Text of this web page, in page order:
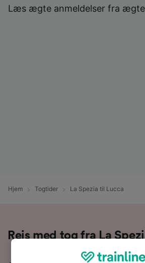
Læs ægte anmeldelser fra
Hjem Togtider La Spezia til Lucca
Rejs med tog fra La